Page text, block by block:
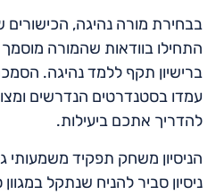
בבחירת מורה נהיגה,
התחילו בוודאות שהמורה
ברישיון תקף ללמד נהיגה.
עמדו בסטנדרטים הנדרשים
להדריך אתכם ביעילות.
הניסיון משחק תפקיד משמעותי
ניסיון סביר להניח שנתקל